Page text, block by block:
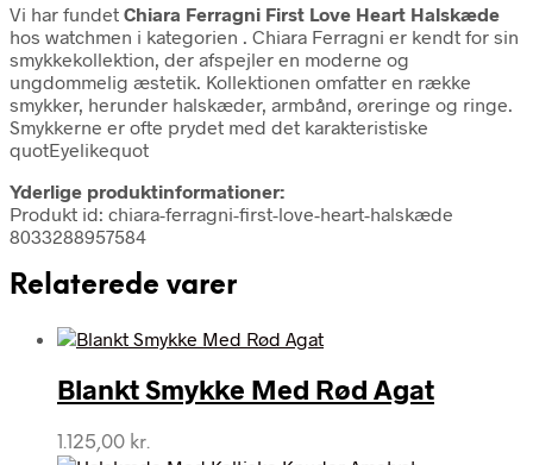
Vi har fundet Chiara Ferragni First Love Heart Halskæde
hos watchmen i kategorien . Chiara Ferragni er kendt for sin
smykkekollektion, der afspejler en moderne og
ungdommelig æstetik. Kollektionen omfatter en række
smykker, herunder halskæder, armbånd, øreringe og ringe.
Smykkerne er ofte prydet med det karakteristiske
quotEyelikequot
Yderlige produktinformationer:
Produkt id: chiara-ferragni-first-love-heart-halskæde
8033288957584
Relaterede varer
Blankt Smykke Med Rød Agat
1.125,00 kr.